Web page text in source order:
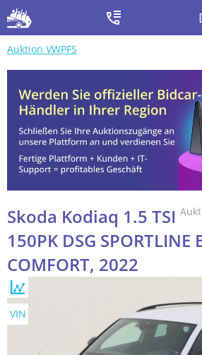
Auktion VWPFS
Skoda Kodiaq 1.5 TSI
150PK DSG SPORTLINE
COMFORT, 2022
VIN